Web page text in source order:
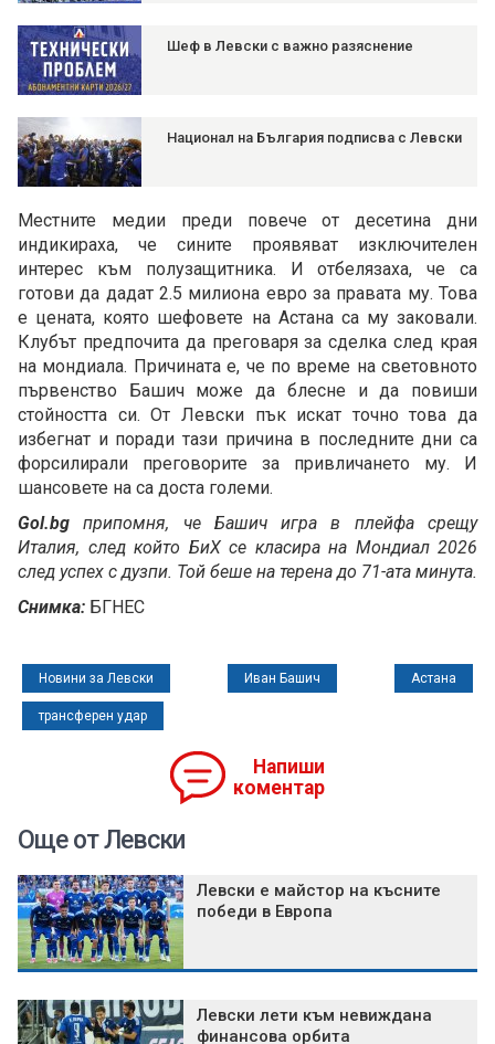
Шеф в Левски с важно разяснение
Национал на България подписва с Левски
Местните медии преди повече от десетина дни
индикираха, че сините проявяват изключителен
интерес към полузащитника. И отбелязаха, че са
готови да дадат 2.5 милиона евро за правата му. Това
е цената, която шефовете на Астана са му заковали.
Клубът предпочита да преговаря за сделка след края
на мондиала. Причината е, че по време на световното
първенство Башич може да блесне и да повиши
стойността си. От Левски пък искат точно това да
избегнат и поради тази причина в последните дни са
форсилирали преговорите за привличането му. И
шансовете на са доста големи.
Gol.bg припомня, че Башич игра в плейфа срещу
Италия, след който БиХ се класира на Мондиал 2026
след успех с дузпи. Той беше на терена до 71-ата минута.
Снимка: БГНЕС
Новини за Левски Иван Башич Астана
трансферен удар
Напиши
коментар
Още от Левски
Левски е майстор на късните
победи в Европа
Левски лети към невиждана
финансова орбита